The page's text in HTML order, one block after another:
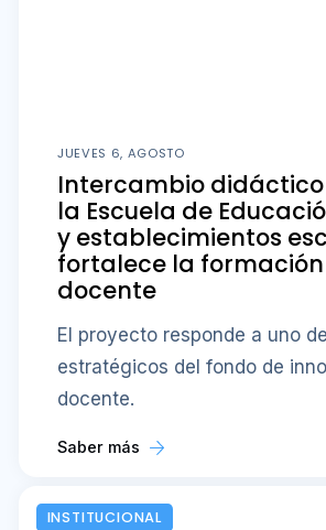
JUEVES 6, AGOSTO
Intercambio
la Escuela de
y establecimientos
fortalece la
docente
El proyecto responde a uno
estratégicos del fondo de
docente.
Saber más
INSTITUCIONAL